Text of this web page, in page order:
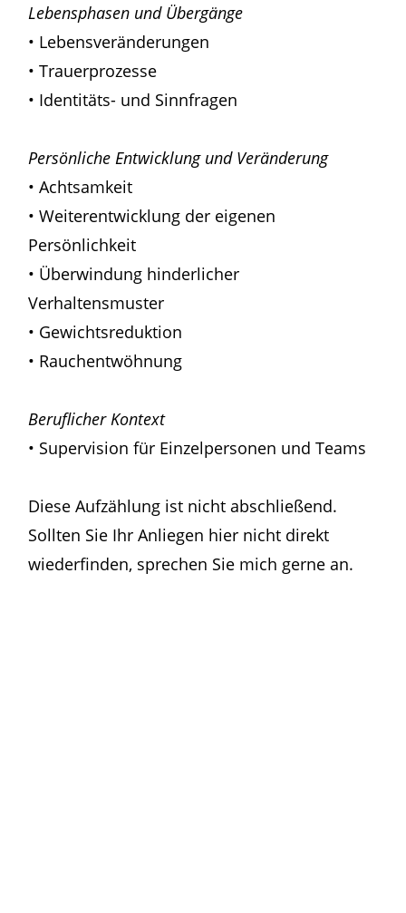
Lebensphasen und Übergänge
• Lebensveränderungen
• Trauerprozesse
• Identitäts- und Sinnfragen
Persönliche Entwicklung und Veränderung
• Achtsamkeit
• Weiterentwicklung der eigenen
Persönlichkeit
• Überwindung hinderlicher
Verhaltensmuster
• Gewichtsreduktion
• Rauchentwöhnung
Beruflicher Kontext
• Supervision für Einzelpersonen und Teams
Diese Aufzählung ist nicht abschließend.
Sollten Sie Ihr Anliegen hier nicht direkt
wiederfinden, sprechen Sie mich gerne an.